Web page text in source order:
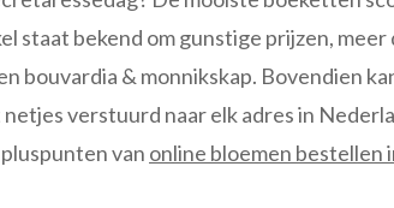
staat bekend om gunstige prijzen,
bouvardia & monnikskap. Bovendien
verstuurd naar elk adres in
van online bloemen bestellen